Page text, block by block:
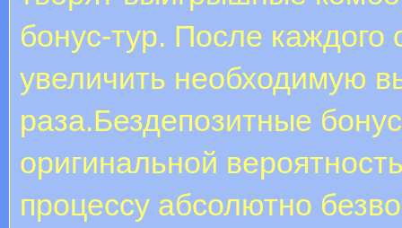
бонус-тур. После каждого
увеличить необходимую
раза.Бездепозитные
оригинальной
процессу абсолютно